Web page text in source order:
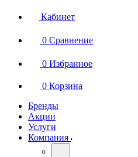
Кабинет
0 Сравнение
0 Избранное
0 Корзина
Бренды
Акции
Услуги
Компания